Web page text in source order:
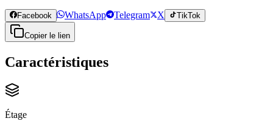
Facebook WhatsApp Telegram X TikTok
Copier le lien
Caractéristiques
Étage